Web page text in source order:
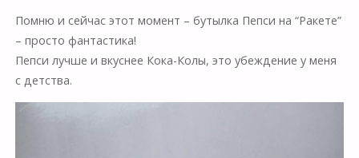
Помню и сейчас этот момент – бутылка Пепси на “Ракете”
– просто фантастика!
Пепси лучше и вкуснее Кока-Колы, это убеждение у меня
с детства.